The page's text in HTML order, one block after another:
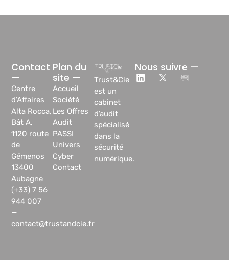
Trust&Cie
est un
cabinet
d’audit
spécialisé
dans la
sécurité
numérique.
Plan du
site —
Accueil
Société
Les Offres
Audit
PASSI
Univers
Cyber
Contact
Contact
—
Centre
d’Affaires
Alta Rocca,
Bât A,
1120 route
de
Gémenos
13400
Aubagne
(+33) 7 56
944 007
—
contact@trustandcie.fr
Nous suivre —